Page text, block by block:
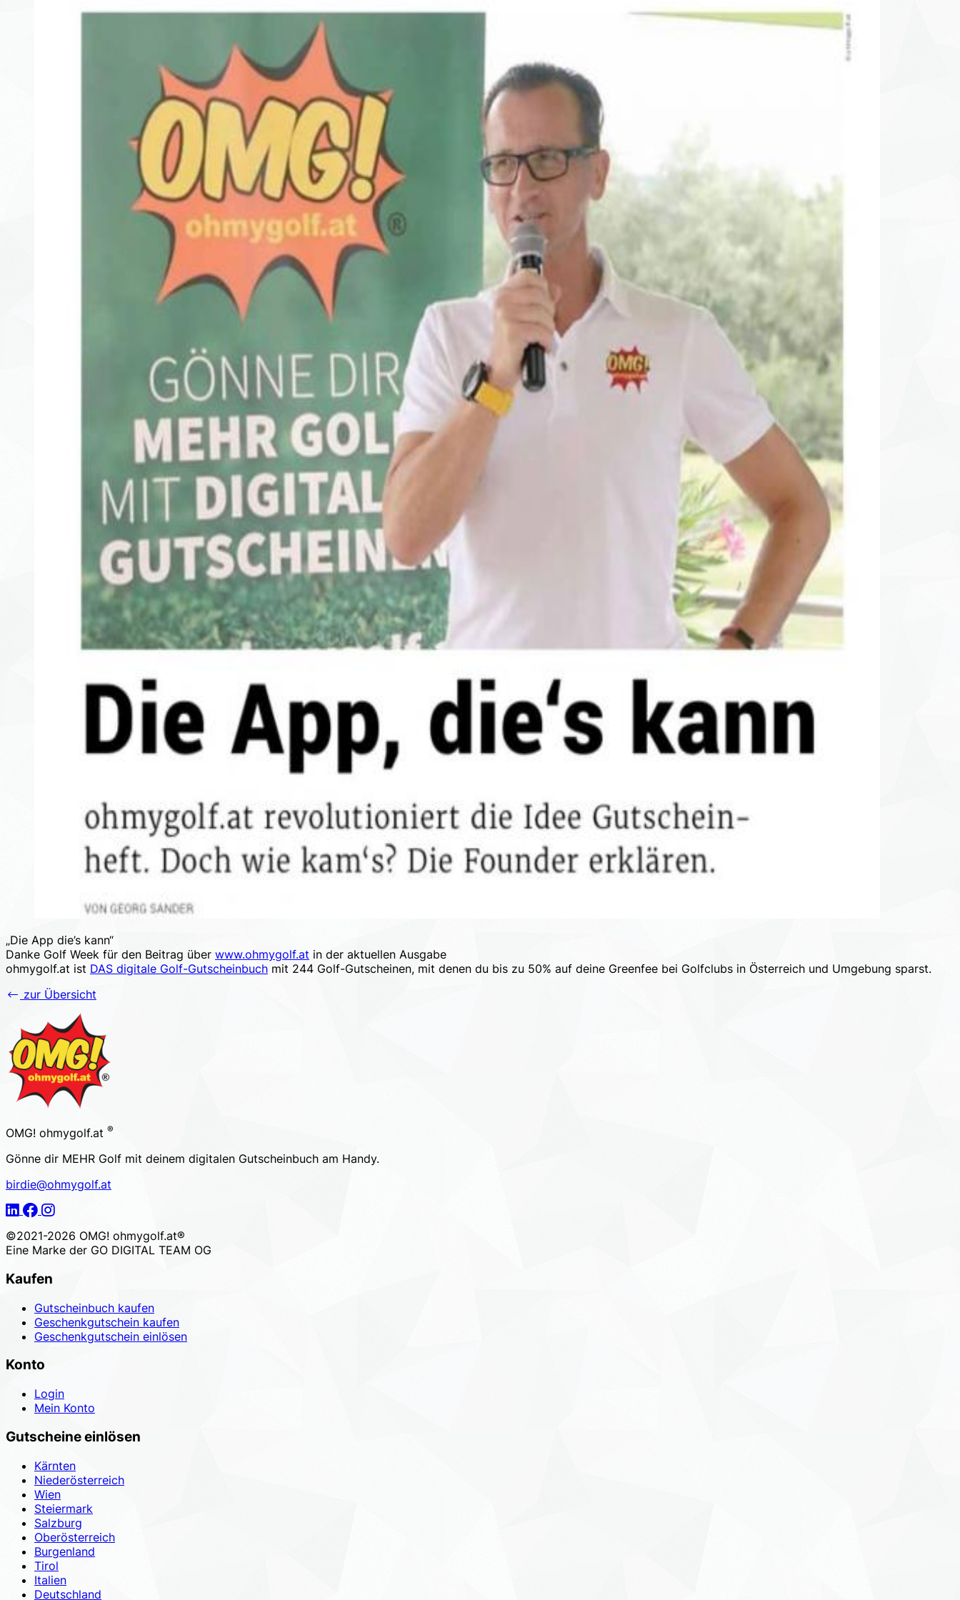
„Die App die’s kann“
Danke Golf Week für den Beitrag über www.ohmygolf.at in der aktuellen Ausgabe
ohmygolf.at ist DAS digitale Golf-Gutscheinbuch mit 244 Golf-Gutscheinen, mit denen du bis zu 50% auf deine Greenfee bei Golfclubs in Österreich und Umgebung sparst.
zur Übersicht
Footer
OMG! ohmygolf.at ®
Gönne dir MEHR Golf mit deinem digitalen Gutscheinbuch am Handy.
birdie@ohmygolf.at
LinkedIn
Facebook
Instagram
©2021-2026 OMG! ohmygolf.at®
Eine Marke der GO DIGITAL TEAM OG
Kaufen
Gutscheinbuch kaufen
Geschenkgutschein kaufen
Geschenkgutschein einlösen
Konto
Login
Mein Konto
Gutscheine einlösen
Kärnten
Niederösterreich
Wien
Steiermark
Salzburg
Oberösterreich
Burgenland
Tirol
Italien
Deutschland